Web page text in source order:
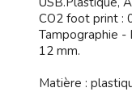
CO2 foot print :
Tampographie -
12 mm.
Matière :